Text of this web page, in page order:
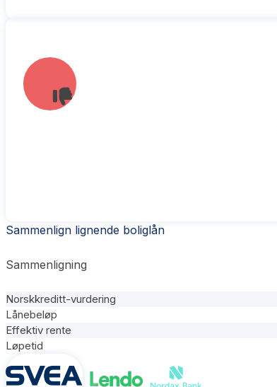
Sammenlign lignende boliglån
Sammenligning
Norskkreditt-vurdering
Lånebeløp
Effektiv rente
Løpetid